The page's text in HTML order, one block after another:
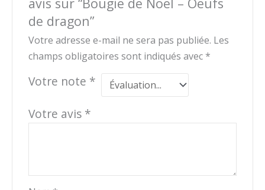
avis sur “Bougie de Noël – Oeufs
de dragon”
Votre adresse e-mail ne sera pas publiée. Les
champs obligatoires sont indiqués avec *
Votre note *
Votre avis *